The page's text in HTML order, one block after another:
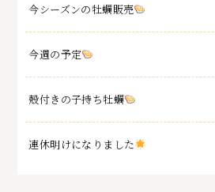
今シーズンの牡蠣販売
今週の予定
殻付きの子持ち牡蠣
連休明けになりました